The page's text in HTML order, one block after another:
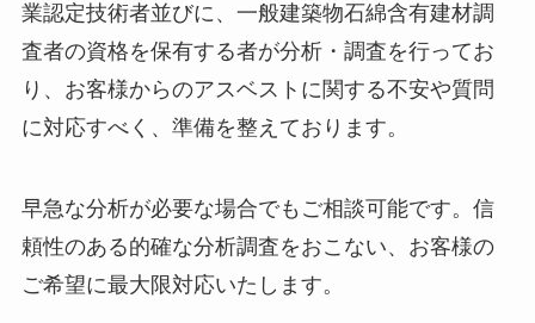
業認定技術者並びに、一般建築物石綿含有建材調
査者の資格を保有する者が分析・調査を行ってお
り、お客様からのアスベストに関する不安や質問
に対応すべく、準備を整えております。
早急な分析が必要な場合でもご相談可能です。信
頼性のある的確な分析調査をおこない、お客様の
ご希望に最大限対応いたします。